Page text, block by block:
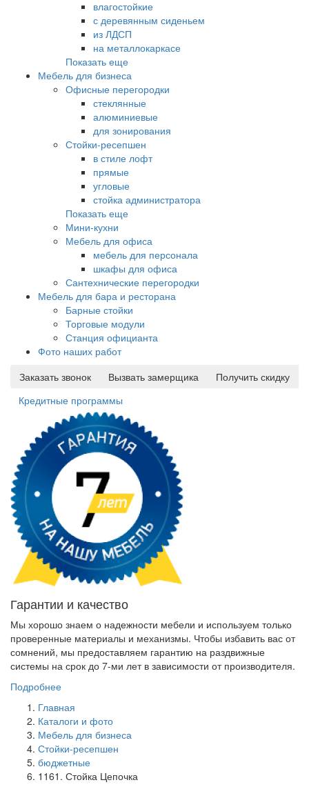
влагостойкие
с деревянным сиденьем
из ЛДСП
на металлокаркасе
Показать еще
Мебель для бизнеса
Офисные перегородки
стеклянные
алюминиевые
для зонирования
Стойки-ресепшен
в стиле лофт
прямые
угловые
стойка администратора
Показать еще
Мини-кухни
Мебель для офиса
мебель для персонала
шкафы для офиса
Сантехнические перегородки
Мебель для бара и ресторана
Барные стойки
Торговые модули
Станция официанта
Фото наших работ
Заказать звонок
Вызвать замерщика
Получить скидку
Кредитные программы
Гарантии и качество
Мы хорошо знаем о надежности мебели и используем только
проверенные материалы и механизмы. Чтобы избавить вас от
сомнений, мы предоставляем гарантию на раздвижные
системы на срок до 7-ми лет в зависимости от производителя.
Подробнее
Главная
Каталоги и фото
Мебель для бизнеса
Стойки-ресепшен
бюджетные
1161. Стойка Цепочка